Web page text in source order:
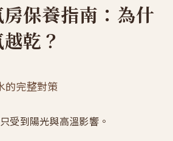
保養指南：為什
乾？
的完整對策
受到陽光與高溫影響。